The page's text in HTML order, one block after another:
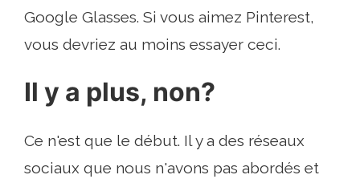
Google Glasses. Si vous aimez Pinterest,
vous devriez au moins essayer ceci.
Il y a plus, non?
Ce n'est que le début. Il y a des réseaux
sociaux que nous n'avons pas abordés et